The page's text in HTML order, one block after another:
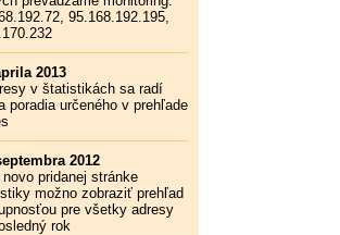
95.168.192.195,
2013
v štatistikách sa radí
poradia určeného v prehľade
2012
pridanej stránke
možno zobraziť prehľad
pre všetky adresy
rok